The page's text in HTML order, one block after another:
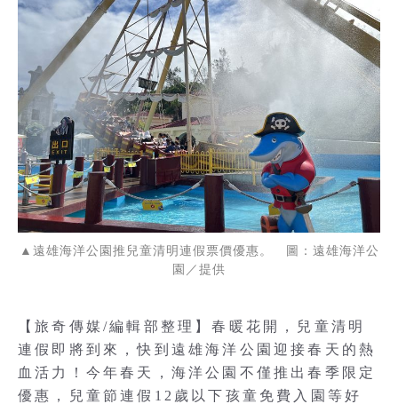
▲遠雄海洋公園推兒童清明連假票價優惠。 圖：遠雄海洋公
園／提供
【旅奇傳媒/編輯部整理】春暖花開，兒童清明
連假即將到來，快到遠雄海洋公園迎接春天的熱
血活力！今年春天，海洋公園不僅推出春季限定
優惠，兒童節連假12歲以下孩童免費入園等好